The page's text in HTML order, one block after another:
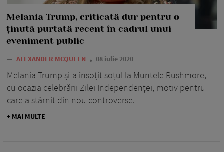
Melania Trump, criticată dur pentru o
ținută purtată recent în cadrul unui
eveniment public
— ALEXANDER MCQUEEN 08 iulie 2020
Melania Trump și-a însoțit soțul la Muntele Rushmore,
cu ocazia celebrării Zilei Independenței, motiv pentru
care a stârnit din nou controverse.
+ MAI MULTE